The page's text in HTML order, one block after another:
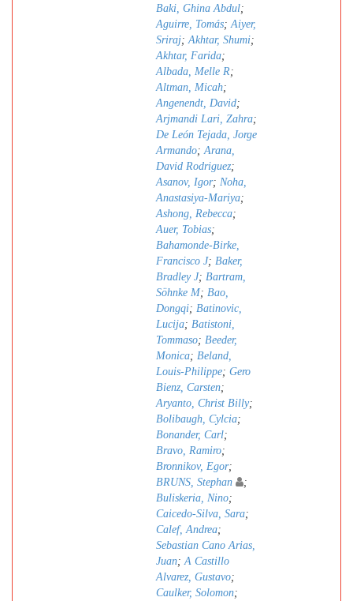
Baki, Ghina Abdul;
Aguirre, Tomás;Aiyer,
Sriraj;Akhtar, Shumi;
Akhtar, Farida;
Albada, Melle R;
Altman, Micah;
Angenendt, David;
Arjmandi Lari, Zahra;
De León Tejada, Jorge
Armando;Arana,
David Rodriguez;
Asanov, Igor; Noha,
Anastasiya-Mariya;
Ashong, Rebecca;
Auer, Tobias;
Bahamonde-Birke,
Francisco J; Baker,
Bradley J; Bartram,
Söhnke M; Bao,
Dongqi; Batinovic,
Lucija; Batistoni,
Tommaso; Beeder,
Monica; Beland,
Louis-Philippe; Gero
Bienz, Carsten;
Aryanto, Christ Billy;
Bolibaugh, Cylcia;
Bonander, Carl;
Bravo, Ramiro;
Bronnikov, Egor;
BRUNS, Stephan
;
Buliskeria, Nino;
Caicedo-Silva, Sara;
Calef, Andrea;
Sebastian Cano Arias,
Juan;A Castillo
Alvarez, Gustavo;
Caulker, Solomon;